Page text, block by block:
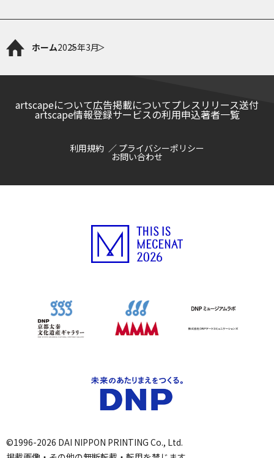
ホーム2025年3月
artscapeについて広告掲載についてプレスリリース送付
artscape情報登録サービスの利用申込著者一覧
利用規約 プライバシーポリシー
お問い合わせ
©1996-2026 DAI NIPPON PRINTING Co., Ltd.